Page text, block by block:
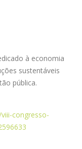
à economia
sustentáveis
pública.
congresso-